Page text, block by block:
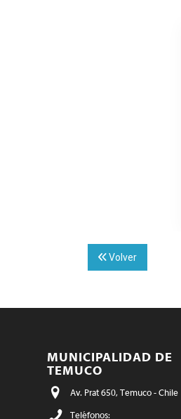
Volver
MUNICIPALIDAD DE
TEMUCO
Av. Prat 650, Temuco - Chile
Teléfonos: